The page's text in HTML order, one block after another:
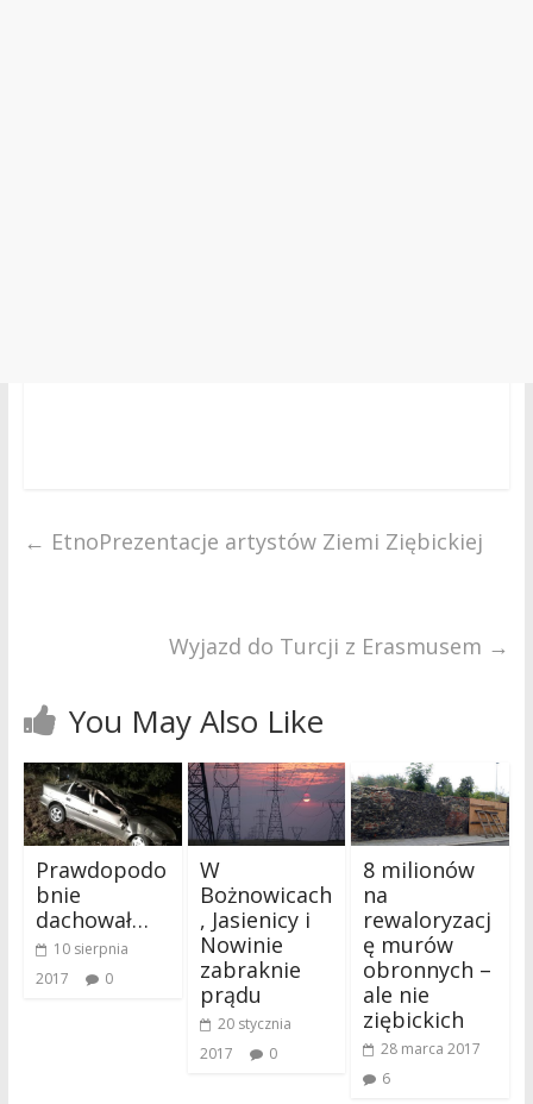
← EtnoPrezentacje artystów Ziemi Ziębickiej
Wyjazd do Turcji z Erasmusem →
You May Also Like
Prawdopodo
bnie
dachował…
10 sierpnia
2017
0
W
Bożnowicach
, Jasienicy i
Nowinie
zabraknie
prądu
20 stycznia
2017
0
8 milionów
na
rewaloryzacj
ę murów
obronnych –
ale nie
ziębickich
28 marca 2017
6